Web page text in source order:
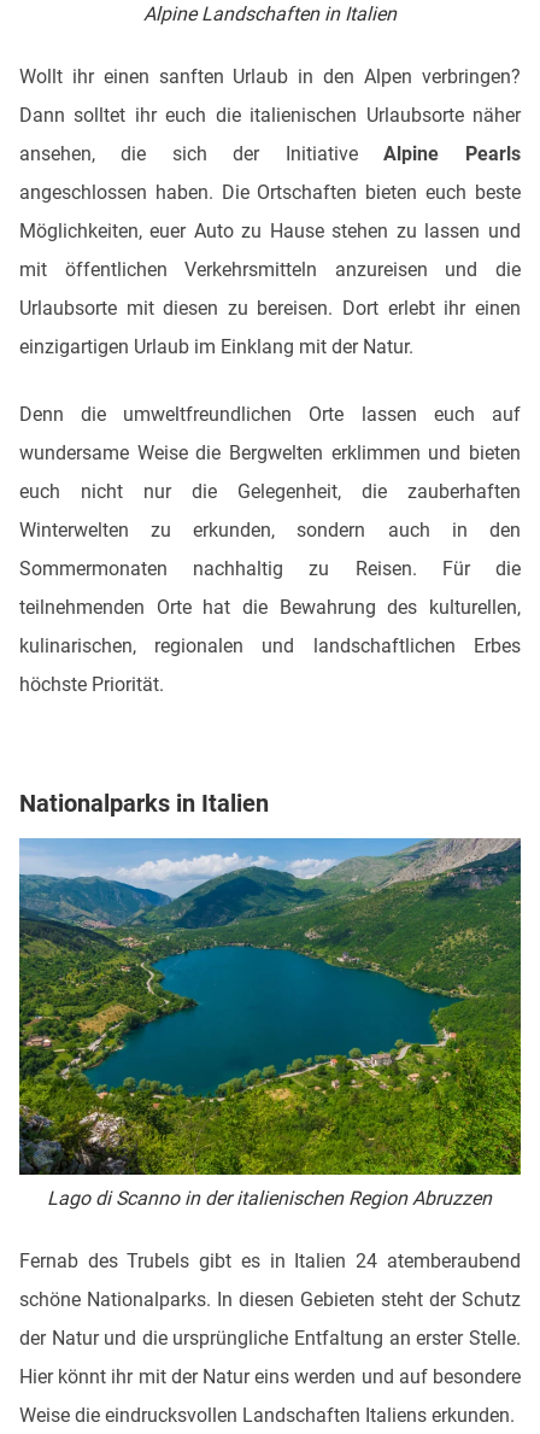
Alpine Landschaften in Italien
Wollt ihr einen sanften Urlaub in den Alpen verbringen?
Dann solltet ihr euch die italienischen Urlaubsorte näher
ansehen, die sich der InitiativeAlpine Pearls
angeschlossen haben. Die Ortschaften bieten euch beste
Möglichkeiten, euer Auto zu Hause stehen zu lassen und
mit öffentlichen Verkehrsmitteln anzureisen und die
Urlaubsorte mit diesen zu bereisen. Dort erlebt ihr einen
einzigartigen Urlaub im Einklang mit der Natur.
Denn die umweltfreundlichen Orte lassen euch auf
wundersame Weise die Bergwelten erklimmen und bieten
euch nicht nur die Gelegenheit, die zauberhaften
Winterwelten zu erkunden, sondern auch in den
Sommermonaten nachhaltig zu Reisen. Für die
teilnehmenden Orte hat die Bewahrung des kulturellen,
kulinarischen, regionalen und landschaftlichen Erbes
höchste Priorität.
Nationalparks in Italien
Lago di Scanno in der italienischen Region Abruzzen
Fernab des Trubels gibt es in Italien 24 atemberaubend
schöne Nationalparks. In diesen Gebieten steht der Schutz
der Natur und die ursprüngliche Entfaltung an erster Stelle.
Hier könnt ihr mit der Natur eins werden und auf besondere
Weise die eindrucksvollen Landschaften Italiens erkunden.